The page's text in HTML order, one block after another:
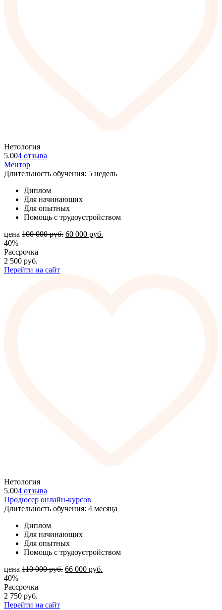
Нетология
5.004 отзыва
Ментор
Длительность обучения: 5 недель
Диплом
Для начинающих
Для опытных
Помощь с трудоустройством
цена 100 000руб. 60 000 руб.
40%
Рассрочка
2 500 руб.
Перейти на сайт
Нетология
5.004 отзыва
Продюсер онлайн-курсов
Длительность обучения: 4 месяца
Диплом
Для начинающих
Для опытных
Помощь с трудоустройством
цена 110 000руб. 66 000 руб.
40%
Рассрочка
2 750 руб.
Перейти на сайт